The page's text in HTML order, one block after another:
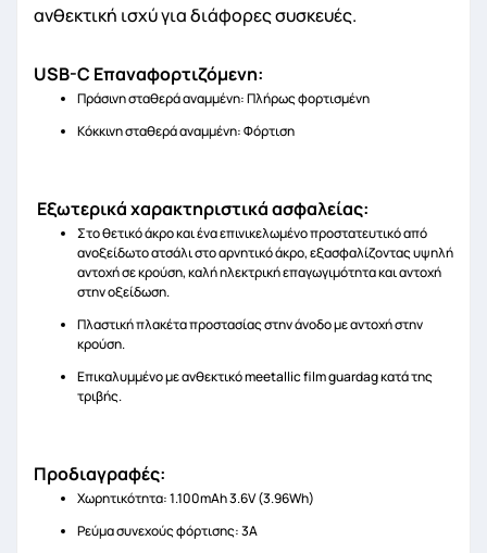
ανθεκτική ισχύ για διάφορες συσκευές.
USB-C Επαναφορτιζόμενη:
Πράσινη σταθερά αναμμένη: Πλήρως φορτισμένη
Κόκκινη σταθερά αναμμένη: Φόρτιση
Εξωτερικά χαρακτηριστικά ασφαλείας:
Στο θετικό άκρο και ένα επινικελωμένο προστατευτικό από
ανοξείδωτο ατσάλι στο αρνητικό άκρο, εξασφαλίζοντας υψηλή
αντοχή σε κρούση, καλή ηλεκτρική επαγωγιμότητα και αντοχή
στην οξείδωση.
Πλαστική πλακέτα προστασίας στην άνοδο με αντοχή στην
κρούση.
Επικαλυμμένο με ανθεκτικό meetallic film guardag κατά της
τριβής.
Προδιαγραφές:
Χωρητικότητα: 1.100mAh 3.6V (3.96Wh)
Ρεύμα συνεχούς φόρτισης: 3Α